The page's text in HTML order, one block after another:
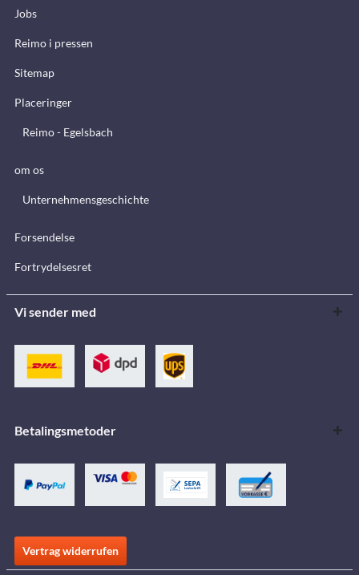
Jobs
Reimo i pressen
Sitemap
Placeringer
Reimo - Egelsbach
om os
Unternehmensgeschichte
Forsendelse
Fortrydelsesret
Vi sender med
Betalingsmetoder
Vertrag widerrufen